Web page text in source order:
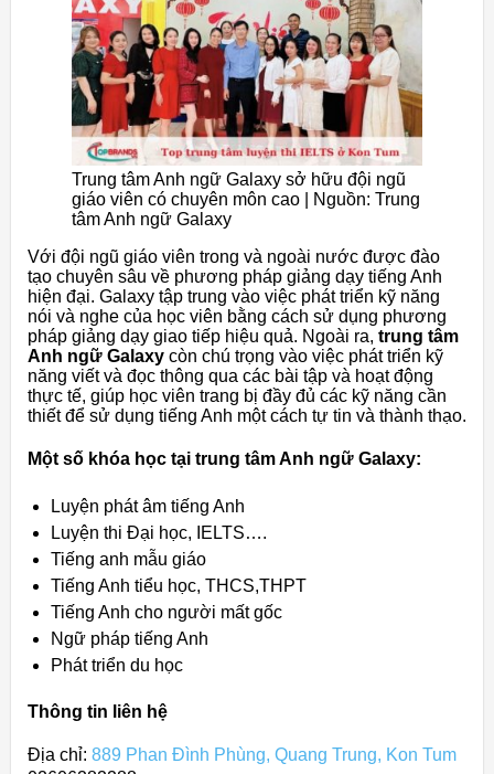
Trung tâm Anh ngữ Galaxy sở hữu đội ngũ
giáo viên có chuyên môn cao | Nguồn: Trung
tâm Anh ngữ Galaxy
Với đội ngũ giáo viên trong và ngoài nước được đào
tạo chuyên sâu về phương pháp giảng dạy tiếng Anh
hiện đại. Galaxy tập trung vào việc phát triển kỹ năng
nói và nghe của học viên bằng cách sử dụng phương
pháp giảng dạy giao tiếp hiệu quả. Ngoài ra, trung tâm
Anh ngữ Galaxy còn chú trọng vào việc phát triển kỹ
năng viết và đọc thông qua các bài tập và hoạt động
thực tế, giúp học viên trang bị đầy đủ các kỹ năng cần
thiết để sử dụng tiếng Anh một cách tự tin và thành thạo.
Một số khóa học tại trung tâm Anh ngữ Galaxy:
Luyện phát âm tiếng Anh
Luyện thi Đại học, IELTS….
Tiếng anh mẫu giáo
Tiếng Anh tiểu học, THCS,THPT
Tiếng Anh cho người mất gốc
Ngữ pháp tiếng Anh
Phát triển du học
Thông tin liên hệ
Địa chỉ: 889 Phan Đình Phùng, Quang Trung, Kon Tum